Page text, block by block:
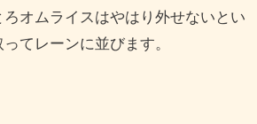
オムライスはやはり外せないとい
てレーンに並びます。